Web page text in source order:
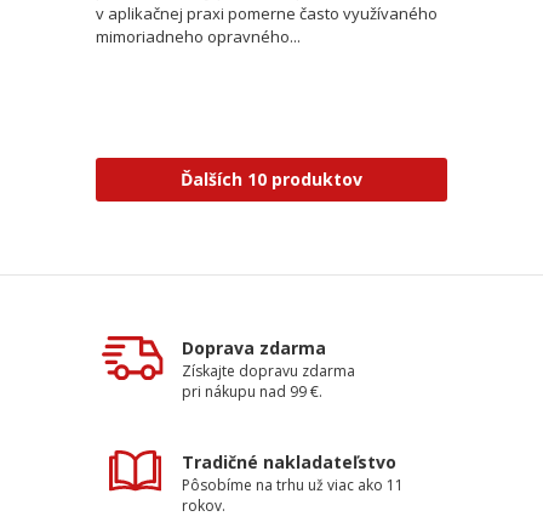
v aplikačnej praxi pomerne často využívaného
mimoriadneho opravného...
Ďalších 10 produktov
Doprava zdarma
Získajte dopravu zdarma
pri nákupu nad 99 €.
Tradičné nakladateľstvo
Pôsobíme na trhu už viac ako 11
rokov.